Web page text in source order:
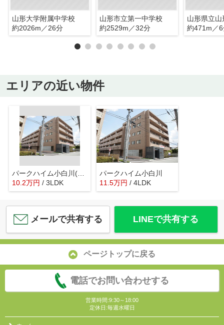
山形大学附属中学校
約2026m／26分
山形市立第一中学校
約2529m／32分
山形県立山
約471m／
エリアの近い物件
パークハイム小白川(ダイヤ119小白川)
10.2万円 / 3LDK
パークハイム小白川
11.5万円 / 4LDK
メールで共有する LINEで共有する
ページトップに戻る
電話でお問い合わせする
営業時間:9:30～18:00
定休日:毎週水曜日